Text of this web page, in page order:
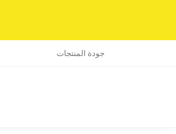
جودة المنتجات